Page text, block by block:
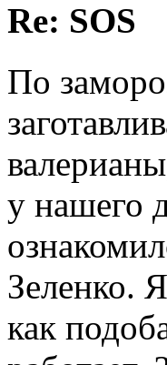
Re: SOS
По
у нашего
Зеленко.
как